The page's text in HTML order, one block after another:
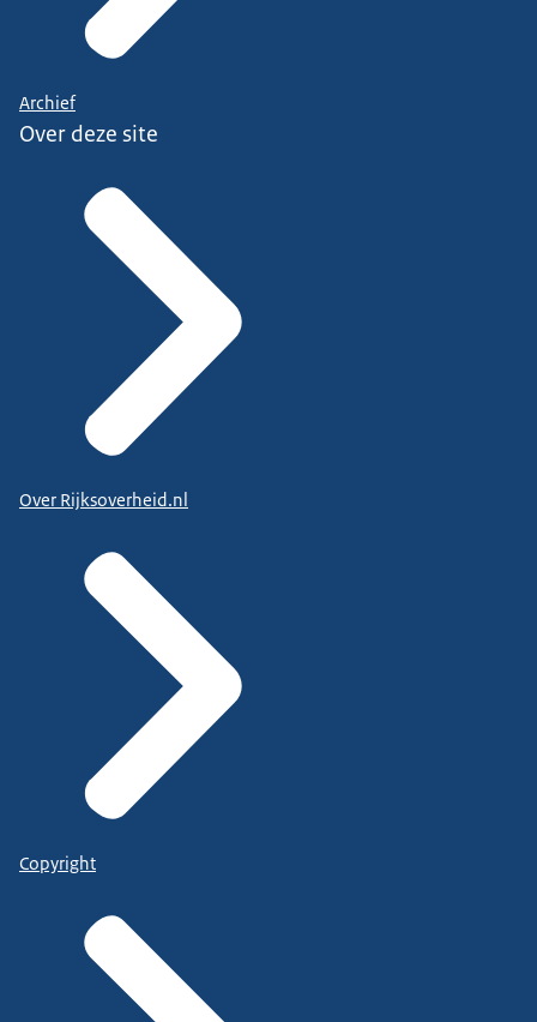
Archief
Over deze site
Over Rijksoverheid.nl
Copyright